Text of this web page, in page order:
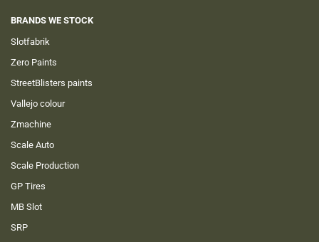
BRANDS WE STOCK
Slotfabrik
Zero Paints
StreetBlisters paints
Vallejo colour
Zmachine
Scale Auto
Scale Production
GP Tires
MB Slot
SRP